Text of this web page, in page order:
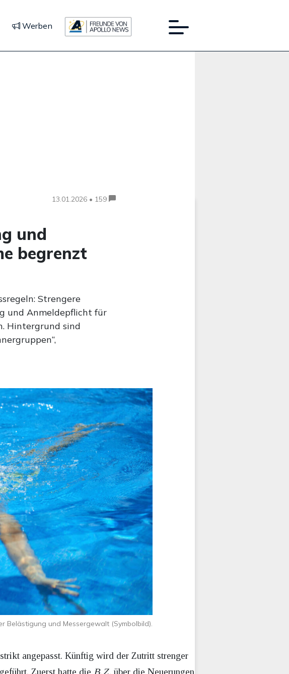
Werben
13.01.2026 • 159
und
begrenzt
Strengere
und Anmeldepflicht für
Hintergrund sind
Belästigung und Messergewalt (Symbolbild).
angepasst. Künftig wird der Zutritt strenger
Zuerst hatte die B.Z. über die Neuerungen